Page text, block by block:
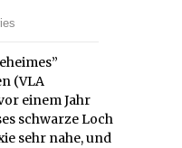
(VLA
einem Jahr
schwarze Loch
sehr nahe, und